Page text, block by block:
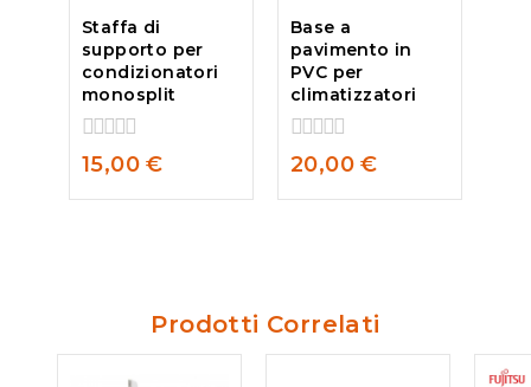
Staffa di
supporto per
condizionatori
monosplit
0
out
of
15,00€
Base a
pavimento in
PVC per
climatizzatori
0
out
of
20,00€
Prodotti Correlati